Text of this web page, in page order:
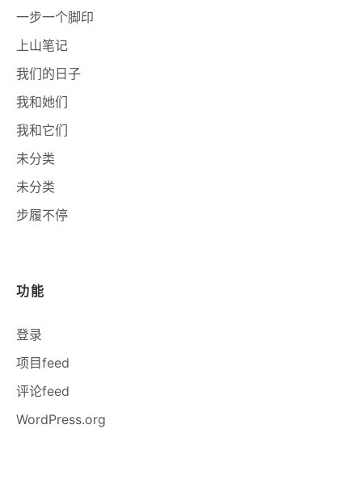
一步一个脚印
上山笔记
我们的日子
我和她们
我和它们
未分类
未分类
步履不停
功能
登录
项目feed
评论feed
WordPress.org